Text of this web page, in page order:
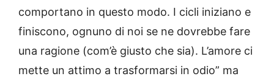
comportano in questo modo. I cicli iniziano e
finiscono, ognuno di noi se ne dovrebbe fare
una ragione (com’è giusto che sia). L’amore ci
mette un attimo a trasformarsi in odio” ma